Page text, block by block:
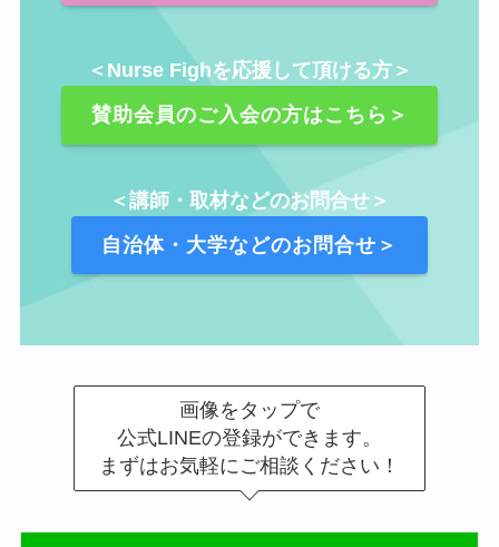
＜Nurse Fighを応援して頂ける方＞
賛助会員のご入会の方はこちら＞
＜講師・取材などのお問合せ＞
自治体・大学などのお問合せ＞
画像をタップで
公式LINEの登録ができます。
まずはお気軽にご相談ください！